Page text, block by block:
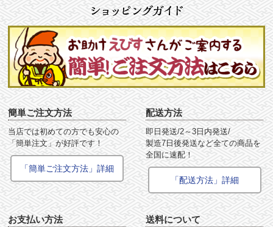
簡単ご注文方法
当店では初めての方でも安心の
「簡単注文」が好評です！
「簡単ご注文方法」詳細
配送方法
即日発送/2～3日内発送/
製造7日後発送など全ての商品を
全国に速配！
「配送方法」詳細
お支払い方法 送料について